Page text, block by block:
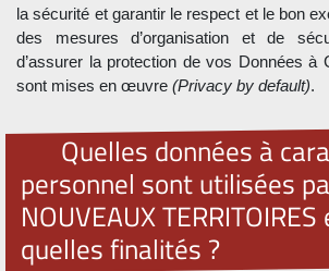
la sécurité et garantir le respect et le bon
des mesures d’organisation et de
d’assurer la protection de vos Données à
sont mises en œuvre (Privacy by default).
Quelles données à
personnel sont utilisées
NOUVEAUX
quelles finalités ?